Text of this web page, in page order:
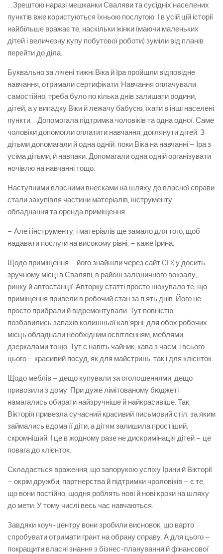
…Зрештою наразі мешканки Сваляви та сусідніх населених
пунктів вже користуються їхньою послугою. І в усій цій історії
найбільше вражає те, наскільки жінки (маючи маленьких
дітей і величезну купу побутової роботи) зуміли від планів
перейти до діла.
Буквально за лічені тижні Віка й Іра пройшли відповідне
навчання, отримали сертифікати. Навчання оплачували
самостійно, треба було по кілька днів залишати родини,
дітей, а у випадку Віки й лежачу бабусю, їхати в інші населені
пункти… Допомогала підтримка чоловіків та одна одної. Саме
чоловіки допомогли оплатити навчання, доглянути дітей. З
дітьми допомагали й одна одній: поки Віка на навчанні – Іра з
усіма дітьми, й навпаки. Допомагали одна одній організувати
ночівлю на навчанні тощо.
Наступними власними внесками на шляху до власної справи
стали закупівля частини матеріалів, інструменту,
обладнання та оренда приміщення.
– Але і інструменту, і матеріалів ще замало для того, щоб
надавати послуги на високому рівні, – каже Ірина.
Щодо приміщення – його знайшли через сайт OLX у досить
зручному місці в Сваляві, в районі залізничного вокзалу,
ринку й автостанції. Авторку статті просто шокувало те, що
приміщення привели в робочий стан за п’ять днів. Його не
просто прибрали й відремонтували. Тут повністю
позбавились запахів колишньої кав’ярні, для обох робочих
місць обладнали необхідним освітленням, меблями,
дзеркалами тощо. Тут є навіть чайник, кава з чаєм, і всього
цього – красивий посуд, як для майстринь, так і для клієнток.
Щодо меблів – дещо купували за оголошеннями, дещо
привозили з дому. При дуже лімітованому бюджеті
намагались обирати найзручніше й найкрасивіше. Так,
Вікторія привезла сучасний красивий письмовий стіл, за яким
займались вдома її діти, а дітям залишила простіший,
скромніший. І це в жодному разе не дискримінація дітей – це
повага до клієнток.
Складається враження, що запорукою успіху Ірини й Вікторії
– окрім дружби, партнерства й підтримки чроловіків – є те,
що вони постійно, щодня роблять нові й нові кроки на шляху
до мети. У тому числі весь час навчаються.
Завдяки коуч-центру вони зробили висновок, що варто
спробувати отримати грант на обрану справу. А для цього –
покращити власні знання з бізнес-планування й фінансової